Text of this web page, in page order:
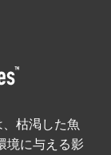
、枯渇した魚
境に与える影